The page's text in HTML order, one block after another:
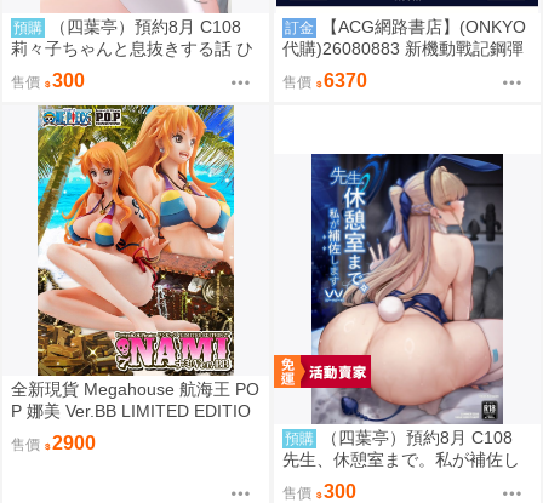
預購
（四葉亭）預約8月 C108
莉々子ちゃんと息抜きする話 ひ
ろっち
售價 300
訂金
【ACG網路書店】(ONKYO
代購)26080883 新機動戰記鋼彈
W 聯名耳機 CP-TWS01F
售價 6370
全新現貨 Megahouse 航海王 PO
P 娜美 Ver.BB LIMITED EDITIO
N PVC
售價 2900 預購
（四葉亭）預約8月 C108
先生、休憩室まで。私が補佐し
ますVV かのぱん
售價 300